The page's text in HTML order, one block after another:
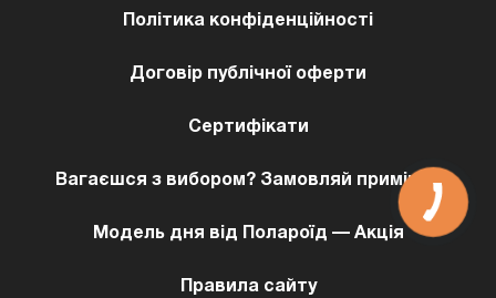
Політика конфіденційності
Договір публічної оферти
Сертифікати
Вагаєшся з вибором? Замовляй примірку!
Модель дня від Полароїд — Акція
Правила сайту